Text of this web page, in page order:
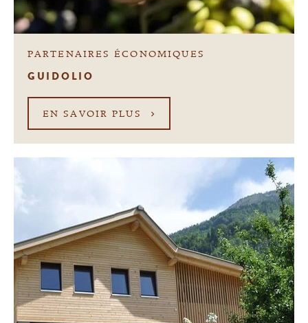
PARTENAIRES ÉCONOMIQUES
GUIDOLIO
EN SAVOIR PLUS